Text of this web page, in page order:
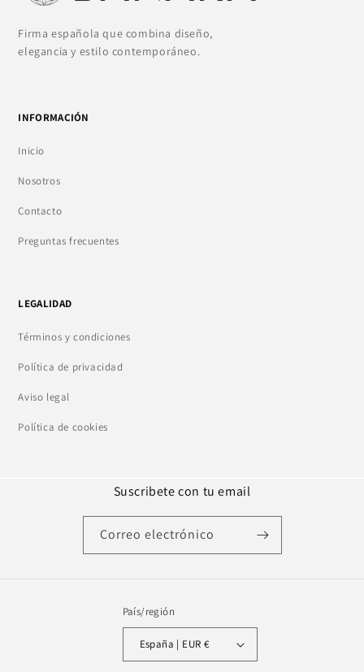
Firma española que combina diseño,
elegancia y estilo contemporáneo.
INFORMACIÓN
Inicio
Nosotros
Contacto
Preguntas frecuentes
LEGALIDAD
Términos y condiciones
Política de privacidad
Aviso legal
Política de cookies
Suscribete con tu email
Correo electrónico
País/región
España | EUR €